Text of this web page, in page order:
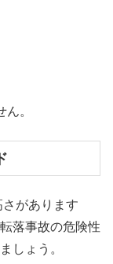
。
があります
落事故の危険性
しょう。